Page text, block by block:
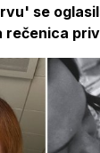
se
rečenica